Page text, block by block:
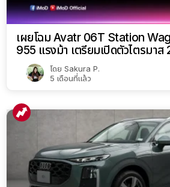
เผยโฉม Avatr 06T Station
955 แรงม้า เตรียมเปิดตัวไตรมาส
โดย Sakura P.
5 เดือนที่แล้ว